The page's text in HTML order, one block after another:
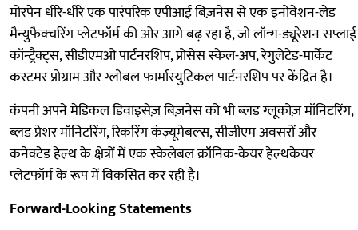
मोरपेन धीरे-धीरे एक पारंपरिक एपीआई बिज़नेस से एक इनोवेशन-लेड
मैन्युफैक्चरिंग प्लेटफॉर्म की ओर आगे बढ़ रहा है, जो लॉन्ग-ड्यूरेशन सप्लाई
कॉन्ट्रैक्ट्स, सीडीएमओ पार्टनरशिप, प्रोसेस स्केल-अप, रेगुलेटेड-मार्केट
कस्टमर प्रोग्राम और ग्लोबल फार्मास्युटिकल पार्टनरशिप पर केंद्रित है।
कंपनी अपने मेडिकल डिवाइसेज़ बिज़नेस को भी ब्लड ग्लूकोज़ मॉनिटरिंग,
ब्लड प्रेशर मॉनिटरिंग, रिकरिंग कंज़्यूमेबल्स, सीजीएम अवसरों और
कनेक्टेड हेल्थ के क्षेत्रों में एक स्केलेबल क्रॉनिक-केयर हेल्थकेयर
प्लेटफॉर्म के रूप में विकसित कर रही है।
Forward-Looking Statements